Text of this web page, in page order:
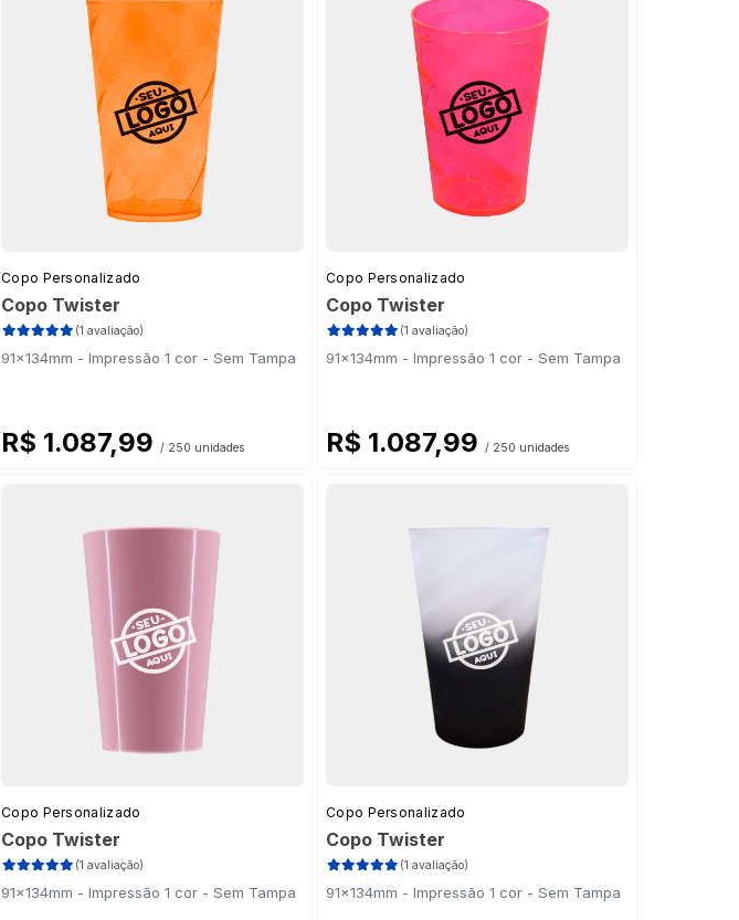
Copo Personalizado
Copo Twister
(1 avaliação)
91x134mm - Impressão 1 cor - Sem Tampa
R$ 1.087,99 / 250 unidades
Copo Personalizado
Copo Twister
(1 avaliação)
91x134mm - Impressão 1 cor - Sem Tampa
R$ 1.087,99 / 250 unidades
Copo Personalizado
Copo Twister
(1 avaliação)
91x134mm - Impressão 1 cor - Sem Tampa
Copo Personalizado
Copo Twister
(1 avaliação)
91x134mm - Impressão 1 cor - Sem Tampa